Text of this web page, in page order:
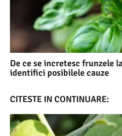
De ce se incretesc frunzele
identifici posibilele cauze
CITESTE IN CONTINUARE: